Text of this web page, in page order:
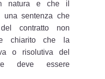
natura e che il
una sentenza che
contratto non
chiarito che la
o risolutiva del
deve essere